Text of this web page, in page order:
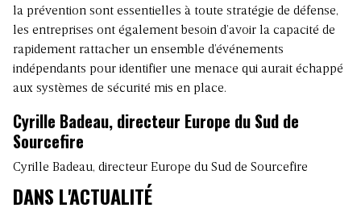
la prévention sont essentielles à toute stratégie de défense,
les entreprises ont également besoin d’avoir la capacité de
rapidement rattacher un ensemble d’événements
indépendants pour identifier une menace qui aurait échappé
aux systèmes de sécurité mis en place.
Cyrille Badeau, directeur Europe du Sud de
Sourcefire
Cyrille Badeau, directeur Europe du Sud de Sourcefire
DANS L'ACTUALITÉ